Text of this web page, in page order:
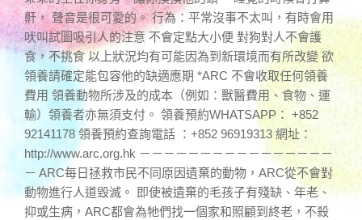
鼾， 聲音是很可愛的。 行為：平常沒事不太叫，有時會用
吠叫試圖吸引人的注意 不會定點大小便 對狗對人不會護
食，不挑食 以上狀況均有可能因為到新環境而有所改變 欲
領養請確定能包容他的缺適應期 *ARC 不會收取任何領養
費用 領養動物所涉及的成本（例如：獸醫費用、食物、運
輸）領養者亦無須支付。 領養預約WHATSAPP： +852
92141178 領養預約查詢電話 ：+852 96919313 網址：
http://www.arc.org.hk －－－－－－－－－－－－－－－－
－ ARC每日拯救市民不同原因遺棄的動物，ARC從不會對
動物進行人道毀滅。 即使被遺棄的毛孩子有殘缺、年老、
抑或生病，ARC都會為牠們找一個家和照顧到終老，不殺